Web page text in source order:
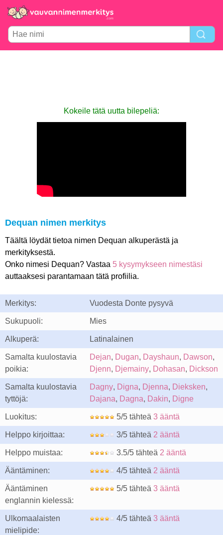
Kokeile tätä uutta bilepeliä:
Dequan nimen merkitys
Täältä löydät tietoa nimen Dequan alkuperästä ja
merkityksestä.
Onko nimesi Dequan? Vastaa 5 kysymykseen nimestäsi
auttaaksesi parantamaan tätä profiilia.
Merkitys: Vuodesta Donte pysyvä
Sukupuoli: Mies
Alkuperä: Latinalainen
Samalta kuulostavia
poikia:
Dejan, Dugan, Dayshaun, Dawson,
Djenn, Djemainy, Dohasan, Dickson
Samalta kuulostavia
tyttöjä:
Dagny, Digna, Djenna, Dieksken,
Dajana, Dagna, Dakin, Digne
Luokitus: 5/5 tähteä 3 ääntä
Helppo kirjoittaa: 3/5 tähteä 2 ääntä
Helppo muistaa: 3.5/5 tähteä 2 ääntä
Ääntäminen: 4/5 tähteä 2 ääntä
Ääntäminen
englannin kielessä:
5/5 tähteä 3 ääntä
Ulkomaalaisten
mielipide:
4/5 tähteä 3 ääntä